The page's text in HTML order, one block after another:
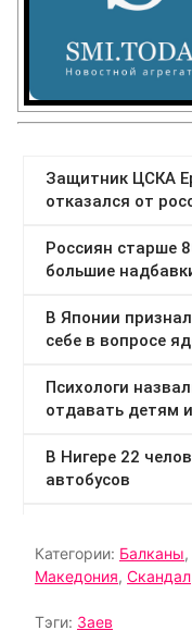
Категории: Балканы,
Македония, Скандал
Тэги: Заев